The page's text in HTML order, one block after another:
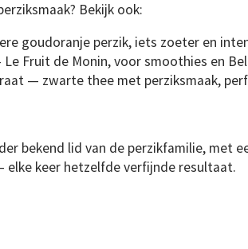
Bekijk ook:
goudoranje perzik, iets zoeter en
Fruit de Monin, voor smoothies en
— zwarte thee met perziksmaak,
bekend lid van de perzikfamilie, met
keer hetzelfde verfijnde resultaat.